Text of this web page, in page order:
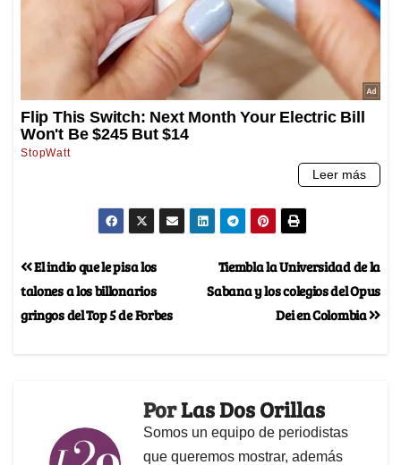
Tiembla la Universidad de la
Sabana y los colegios del Opus
Dei en Colombia
El indio que le pisa los
talones a los billonarios
gringos del Top 5 de Forbes
PorLas Dos Orillas
Somos un equipo de periodistas
que queremos mostrar, además